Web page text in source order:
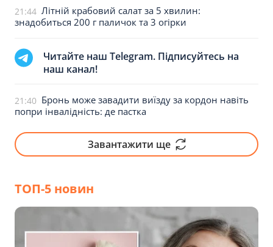
21:44 Літній крабовий салат за 5 хвилин:
знадобиться 200 г паличок та 3 огірки
Читайте наш Telegram. Підписуйтесь на
наш канал!
21:40 Бронь може завадити виїзду за кордон навіть
попри інвалідність: де пастка
Завантажити ще
ТОП-5 новин